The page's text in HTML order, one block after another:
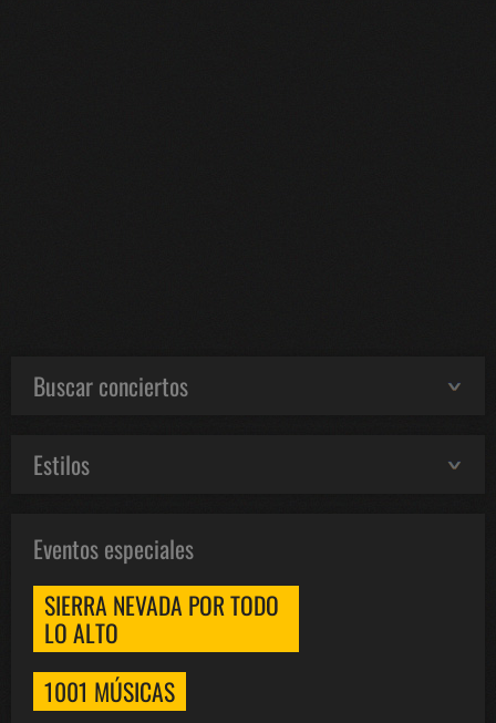
Buscar conciertos
Estilos
Eventos especiales
SIERRA NEVADA POR TODO
LO ALTO
1001 MÚSICAS